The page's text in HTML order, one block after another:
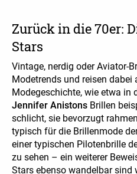
Zurück in die 70er:
Stars
Vintage, nerdig oder Aviator-
Modetrends und reisen dabei
Modegeschichte, wie etwa in
Jennifer Anistons Brillen
schlicht, sie bevorzugt
typisch für die Brillenmode
einer typischen Pilotenbrille
zu sehen – ein weiterer
Stars ebenso wandelbar sind